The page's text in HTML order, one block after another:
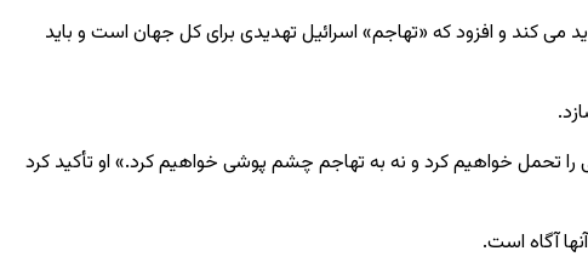
می ‌کند و افزود که «تهاجم» اسرائیل تهدیدی برای کل جهان است و باید
تحمل خواهیم کرد و نه به تهاجم چشم ‌پوشی خواهیم کرد.» او تأکید کرد
آگاه است.